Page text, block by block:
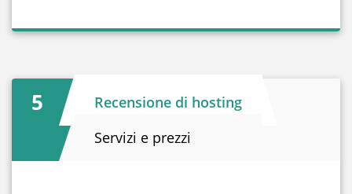
5
Recensione di hosting
Servizi e prezzi